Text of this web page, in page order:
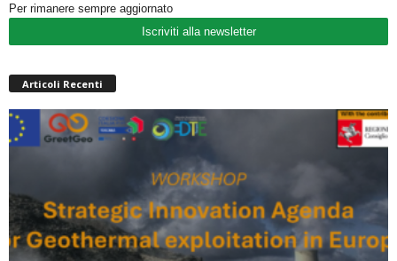
Per rimanere sempre aggiornato
Iscriviti alla newsletter
Articoli Recenti